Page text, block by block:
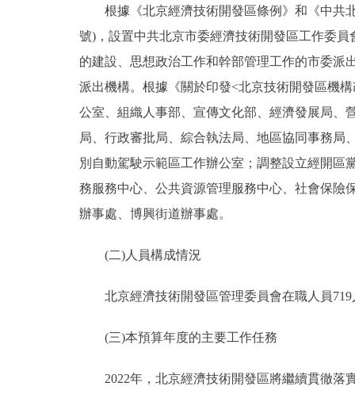
根據《北京經濟技術開發區條例》和《中共北
號)，設置中共北京市委經濟技術開發區工作委
的建設、思想政治工作和幹部管理工作的市委派
派出機構。根據《關於印發<北京技術開發區機
公室、組織人事部、宣傳文化部、經濟發展局、
局、行政審批局、綜合執法局、地區協同事務
別自動駕駛示範區工作辦公室；調整設立經開
務服務中心、公共資源管理服務中心、社會保險
辦事處、博興街道辦事處。
(二)人員構成情況
北京經濟技術開發區管理委員會在職人員719
(三)本預算年度的主要工作任務
2022年，北京經濟技術開發區將繼續貫徹落